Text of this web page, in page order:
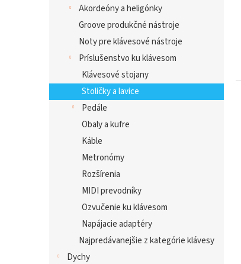
Akordeóny a heligónky
Groove produkčné nástroje
Noty pre klávesové nástroje
Príslušenstvo ku klávesom
Klávesové stojany
Stoličky a lavice
Pedále
Obaly a kufre
Káble
Metronómy
Rozšírenia
MIDI prevodníky
Ozvučenie ku klávesom
Napájacie adaptéry
Najpredávanejšie z kategórie klávesy
Dychy